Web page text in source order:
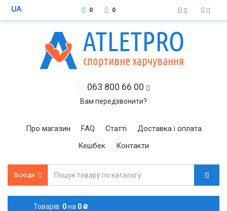
0 0
063 800 66 00
Вам передзвонити?
Про магазин FAQ Статті
Доставка і оплата
Кешбек
Контакти
Всюди
Товарів: 0на 0 ₴